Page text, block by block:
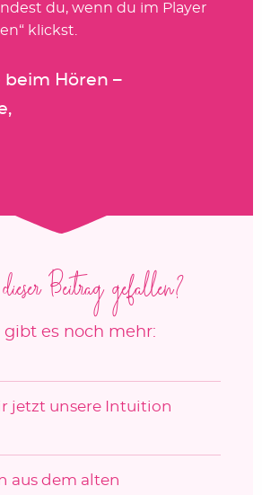
du, wenn du im Player
klickst.
beim Hören –
Beitrag gefallen?
gibt es noch mehr:
jetzt unsere Intuition
aus dem alten